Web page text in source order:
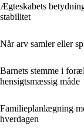
Ægteskabets
stabilitet
Når arv samler eller
Barnets stemme i
hensigtsmæssig måde
Familieplanlægning
hverdagen